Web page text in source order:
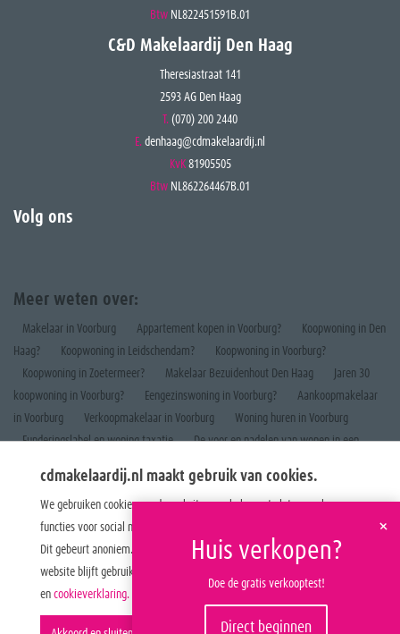
cdmakelaardij.nl maakt gebruik van cookies.
We gebruiken cookies om de website naar behoren te laten werken, om
functies voor social media te bieden en om onze website te analyseren.
Dit gebeurt anoniem. U gaat akkoord met onze cookies als u onze
website blijft gebruiken. Op onze website vindt u ook ons
en cookieverklaring.
Btw NL822451591B.01
C&D Makelaardij Den Haag
Theresiastraat 141
2593 AG Den Haag
T. (070) 200 2440
E. denhaag@cdmakelaardij.nl
KvK 81905505
Btw NL862264467B.01
Volg ons
Meer weten over:
Makelaar in Voorburg Appartement kopen in Voorburg?
Koopwoning in Den
Haag?
Koopwoning in Leidschendam?
Koopwoning in Voorburg?
Koopwoning in Zoetermeer?
Makelaar Bezuidenhout Den Haag
Jaren 30
koopwoning in Voorburg?
Eengezinswoning in Voorburg?
Aankoopmakelaar
in Voorburg
Verkoopmakelaar in Voorburg
Woning huren in Voorburg
Funderingslabel en woning taxatie
De voor en nadelen van wonen in een
+
Huis verkopen?
Doe de gratis verkooptest!
Direct beginnen